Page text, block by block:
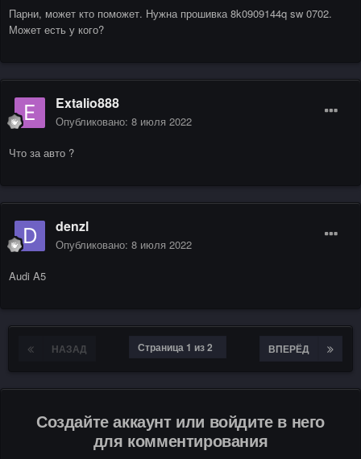
Парни, может кто поможет. Нужна прошивка 8k0909144q sw 0702.
Может есть у кого?
Extalio888
Опубликовано: 8 июля 2022
Что за авто ?
denzl
Опубликовано: 8 июля 2022
Audi A5
НАЗАД ВПЕРЁД
Страница 1 из 2
Создайте аккаунт или войдите в него
для комментирования